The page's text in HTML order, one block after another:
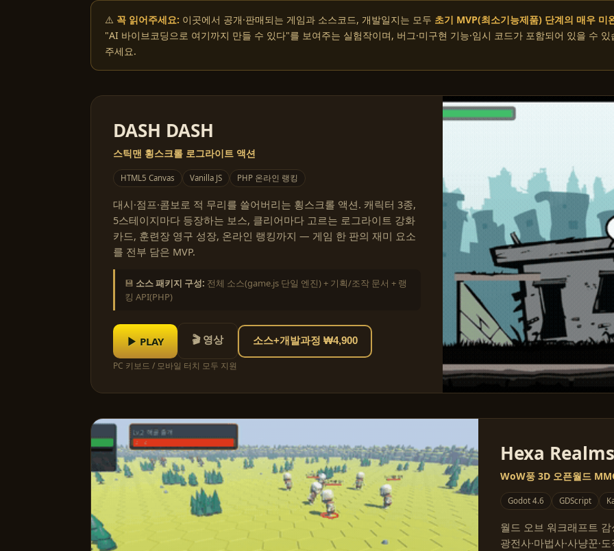
⚠️ 꼭 읽어주세요: 이곳에서 공개·판매되는 게임과 소스코드, 개발일지는 모두 초기 MVP(최소기능제품) 단계의 매우 미
"AI 바이브코딩으로 여기까지 만들 수 있다"를 보여주는 실험작이며, 버그·미구현 기능·임시 코드가 포함되어 있을 수
주세요.
DASH DASH
스틱맨 횡스크롤 로그라이트 액션
HTML5 Canvas Vanilla JS PHP 온라인 랭킹
대시·점프·콤보로 적 무리를 쓸어버리는 횡스크롤 액션. 캐릭터 3종,
5스테이지마다 등장하는 보스, 클리어마다 고르는 로그라이트 강화
카드, 훈련장 영구 성장, 온라인 랭킹까지 — 게임 한 판의 재미 요소
를 전부 담은 MVP.
💾 소스 패키지 구성: 전체 소스(game.js 단일 엔진) + 기획/조작 문서 + 랭
킹 API(PHP)
▶ PLAY 🎬 영상 소스+개발과정 ₩4,900
PC 키보드 / 모바일 터치 모두 지원
Hexa Realms
WoW풍 3D 오픈월드
Godot 4.6 GDScript
월드 오브 워크래프트
광전사·마법사·사냥꾼·